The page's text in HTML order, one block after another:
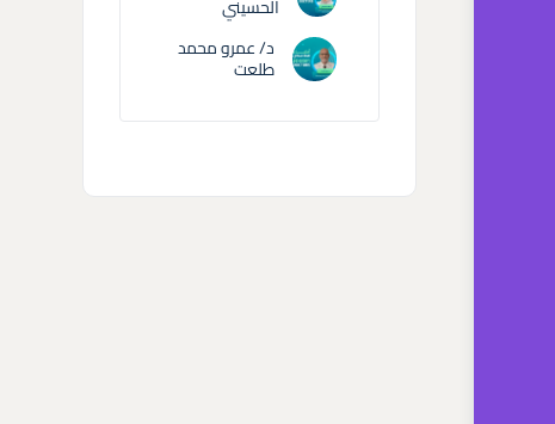
الحسيني
د/ عمرو محمد
طلعت